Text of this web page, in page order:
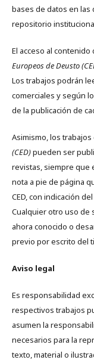
bases de datos en las
repositorio
El acceso al
Europeos de Deusto
Los trabajos podrán
comerciales y según
de la publicación de
Asimismo, los
(CED)pueden ser
revistas, siempre que
nota a pie de página
CED, con indicación
Cualquier otro uso de
ahora conocido o
previo por escrito del
Aviso legal
Es responsabilidad
respectivos trabajos
asumen la
necesarios para la
texto, material o